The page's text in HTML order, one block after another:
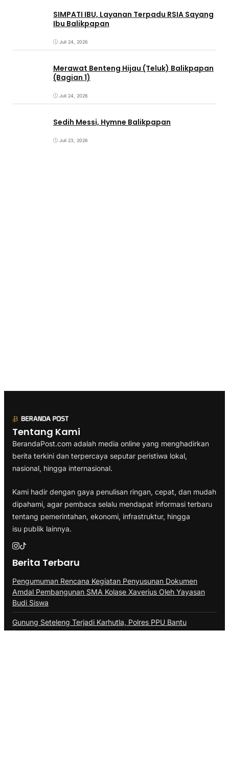
SIMPATI IBU, Layanan Terpadu RSIA Sayang
Ibu Balikpapan
Juli 24, 2026
Merawat Benteng Hijau (Teluk) Balikpapan
(Bagian 1)
Juli 24, 2026
Sedih Messi, Hymne Balikpapan
Juli 23, 2026
Tentang Kami
BerandaPost.com adalah media online yang menghadirkan
berita terkini dan terpercaya seputar peristiwa lokal,
nasional, hingga internasional.
Kami hadir dengan gaya penulisan ringan, cepat, dan mudah
dipahami, agar pembaca selalu mendapat informasi terbaru
tentang pemerintahan, ekonomi, infrastruktur, hingga
isu publik lainnya.
Berita Terbaru
Pengumuman Rencana Kegiatan Penyusunan Dokumen
Amdal Pembangunan SMA Kolase Xaverius Oleh Yayasan
Budi Siswa
Gunung Seteleng Terjadi Karhutla, Polres PPU Bantu
Pemadaman